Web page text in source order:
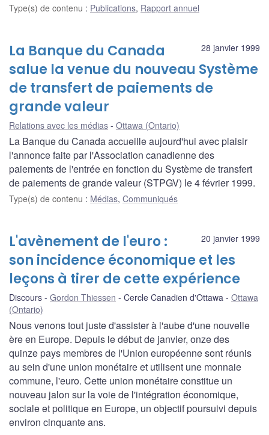
Type(s) de contenu : Publications, Rapport annuel
28 janvier 1999
La Banque du Canada
salue la venue du nouveau Système
de transfert de paiements de
grande valeur
Relations avec les médias Ottawa (Ontario)
La Banque du Canada accueille aujourd'hui avec plaisir
l'annonce faite par l'Association canadienne des
paiements de l'entrée en fonction du Système de transfert
de paiements de grande valeur (STPGV) le 4 février 1999.
Type(s) de contenu : Médias, Communiqués
20 janvier 1999
L'avènement de l'euro :
son incidence économique et les
leçons à tirer de cette expérience
Discours Gordon Thiessen Cercle Canadien d'Ottawa
Ottawa
(Ontario)
Nous venons tout juste d'assister à l'aube d'une nouvelle
ère en Europe. Depuis le début de janvier, onze des
quinze pays membres de l'Union européenne sont réunis
au sein d'une union monétaire et utilisent une monnaie
commune, l'euro. Cette union monétaire constitue un
nouveau jalon sur la voie de l'intégration économique,
sociale et politique en Europe, un objectif poursuivi depuis
environ cinquante ans.